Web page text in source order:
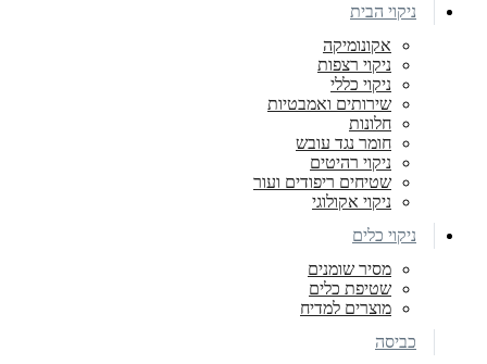
ניקוי הבית
אקונומיקה
ניקוי רצפות
ניקוי כללי
שירותים ואמבטיות
חלונות
חומר נגד עובש
ניקוי רהיטים
שטיחים ריפודים ועור
ניקוי אקולוגי
ניקוי כלים
מסיר שומנים
שטיפת כלים
מוצרים למדיח
כביסה